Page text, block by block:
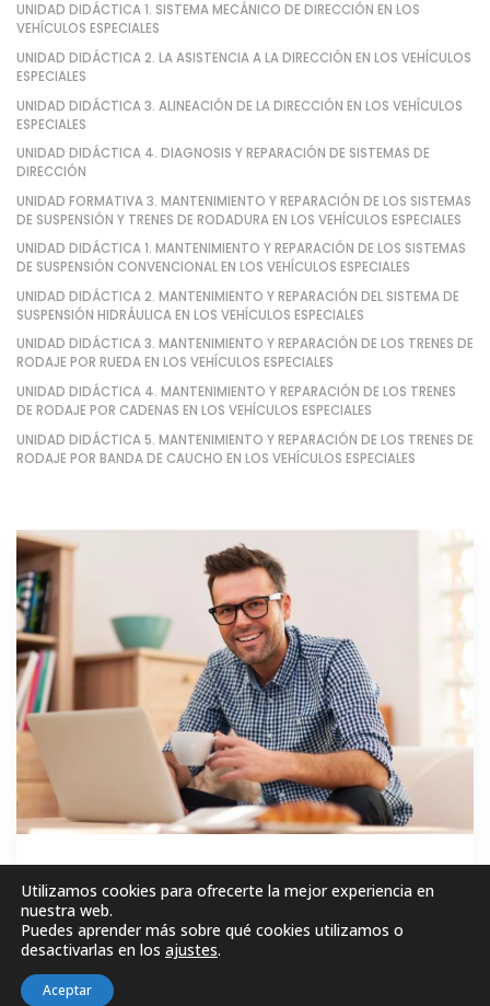
UNIDAD DIDÁCTICA 1. SISTEMA MECÁNICO DE DIRECCIÓN EN LOS
VEHÍCULOS ESPECIALES
UNIDAD DIDÁCTICA 2. LA ASISTENCIA A LA DIRECCIÓN EN LOS VEHÍCULOS
ESPECIALES
UNIDAD DIDÁCTICA 3. ALINEACIÓN DE LA DIRECCIÓN EN LOS VEHÍCULOS
ESPECIALES
UNIDAD DIDÁCTICA 4. DIAGNOSIS Y REPARACIÓN DE SISTEMAS DE
DIRECCIÓN
UNIDAD FORMATIVA 3. MANTENIMIENTO Y REPARACIÓN DE LOS SISTEMAS
DE SUSPENSIÓN Y TRENES DE RODADURA EN LOS VEHÍCULOS ESPECIALES
UNIDAD DIDÁCTICA 1. MANTENIMIENTO Y REPARACIÓN DE LOS SISTEMAS
DE SUSPENSIÓN CONVENCIONAL EN LOS VEHÍCULOS ESPECIALES
UNIDAD DIDÁCTICA 2. MANTENIMIENTO Y REPARACIÓN DEL SISTEMA DE
SUSPENSIÓN HIDRÁULICA EN LOS VEHÍCULOS ESPECIALES
UNIDAD DIDÁCTICA 3. MANTENIMIENTO Y REPARACIÓN DE LOS TRENES DE
RODAJE POR RUEDA EN LOS VEHÍCULOS ESPECIALES
UNIDAD DIDÁCTICA 4. MANTENIMIENTO Y REPARACIÓN DE LOS TRENES
DE RODAJE POR CADENAS EN LOS VEHÍCULOS ESPECIALES
UNIDAD DIDÁCTICA 5. MANTENIMIENTO Y REPARACIÓN DE LOS TRENES DE
RODAJE POR BANDA DE CAUCHO EN LOS VEHÍCULOS ESPECIALES
GRATIS
MATRICÚLESE AHORA!
Utilizamos cookies para ofrecerte la mejor experiencia en
nuestra web.
Puedes aprender más sobre qué cookies utilizamos o
desactivarlas en los ajustes.
Aceptar